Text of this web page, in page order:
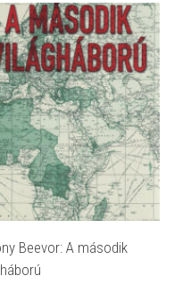
Beevor: A második